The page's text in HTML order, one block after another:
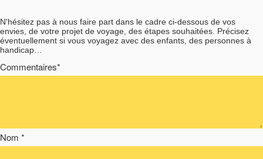
N'hésitez pas à nous faire part dans le cadre ci-dessous de vos
envies, de votre projet de voyage, des étapes souhaitées. Précisez
éventuellement si vous voyagez avec des enfants, des personnes à
handicap…
Commentaires*
Nom *